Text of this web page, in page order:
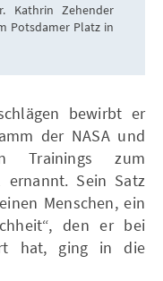
Kathrin Zehender
Potsdamer Platz in
bewirbt er
der NASA und
Trainings zum
ernannt. Sein Satz
Menschen, ein
den er bei
hat, ging in die